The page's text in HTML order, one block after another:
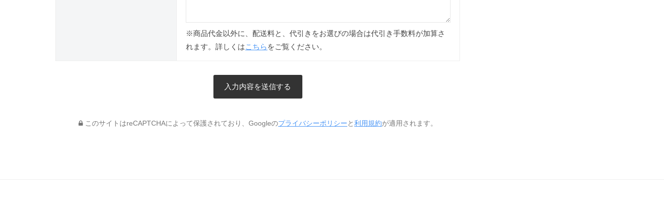
※商品代金以外に、配送料と、代引きをお選びの場合は代引き手数料が加算さ
れます。詳しくはこちら をご覧ください。
このサイトはreCAPTCHAによって保護されており、Googleのプライバシーポリシー と 利用規約が適用されます。